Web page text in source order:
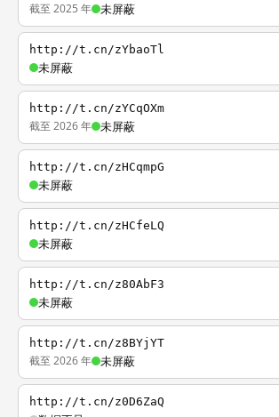
截至 2025 年 未屏蔽
http://t.cn/zYbaoTl
未屏蔽
http://t.cn/zYCqOXm
截至 2026 年 未屏蔽
http://t.cn/zHCqmpG
未屏蔽
http://t.cn/zHCfeLQ
未屏蔽
http://t.cn/z80AbF3
未屏蔽
http://t.cn/z8BYjYT
截至 2026 年 未屏蔽
http://t.cn/z0D6ZaQ